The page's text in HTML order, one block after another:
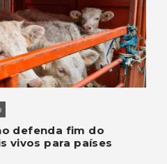
defenda fim do
vivos para países